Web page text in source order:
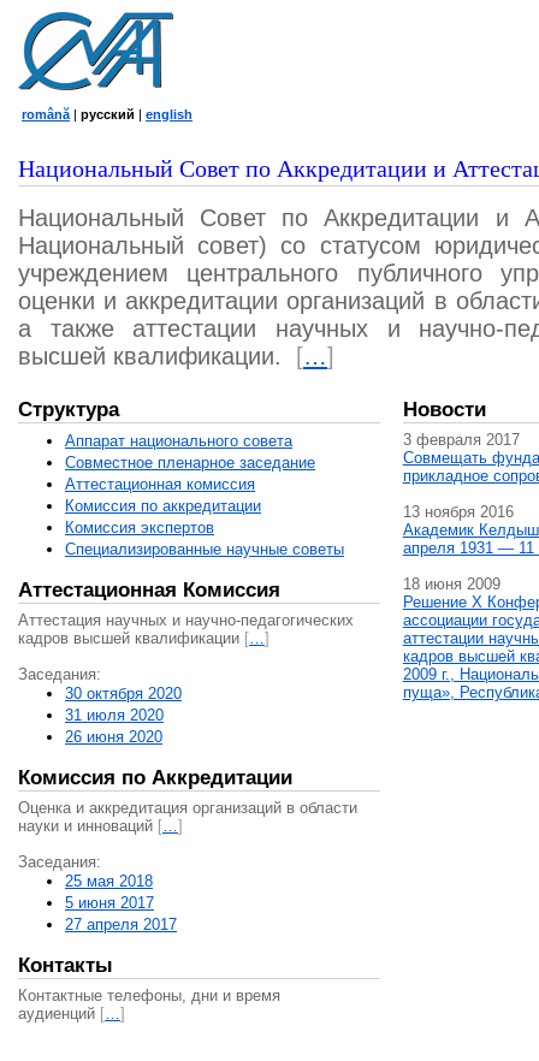
română | русский | english
Национальный Совет по Аккредитации и
Национальный Совет по Аккредитации и
Национальный совет) со статусом
учреждением центрального публичного
оценки и аккредитации организаций в
а также аттестации научных и научно-
высшей квалификации.
[…]
Структура
Аппарат национального совета
Совместное пленарное заседание
Аттестационная комисcия
Комиссия по аккредитации
Комиссия экспертов
Специализированные научные советы
Аттестационная Комиссия
Аттестация научных и научно-педагогических
кадров высшей квалификации […]
Заседания:
30 октября 2020
31 июля 2020
26 июня 2020
Комиссия по Аккредитации
Оценка и аккредитация организаций в области
науки и инноваций […]
Заседания:
25 мая 2018
5 июня 2017
27 апреля 2017
Контакты
Контактные телефоны, дни и время
аудиенций […]
Новости
3 февраля 2017
Совмещать
прикладное
13 ноября 2016
Академик
апреля 1931 — 11
18 июня 2009
Решение X
ассоциации
аттестации
кадров высшей
2009 г.,
пуща»,